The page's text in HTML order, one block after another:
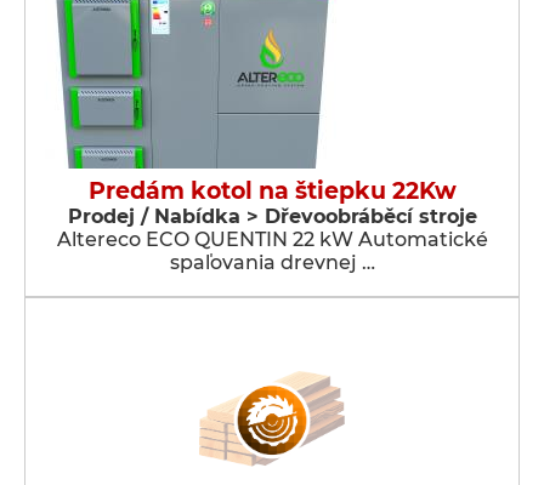
Predám kotol na štiepku 22Kw
Prodej / Nabídka > Dřevoobráběcí stroje
Altereco ECO QUENTIN 22 kW Automatické
spaľovania drevnej …